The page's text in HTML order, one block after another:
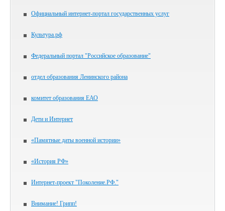
Официальный интернет-портал государственных услуг
Культура.рф
Федеральный портал "Российское образование"
отдел образования Ленинского района
комитет образования ЕАО
Дети и Интернет
«Памятные даты военной истории»
«История РФ»
Интернет-проект "Поколение.РФ."
Внимание! Грипп!